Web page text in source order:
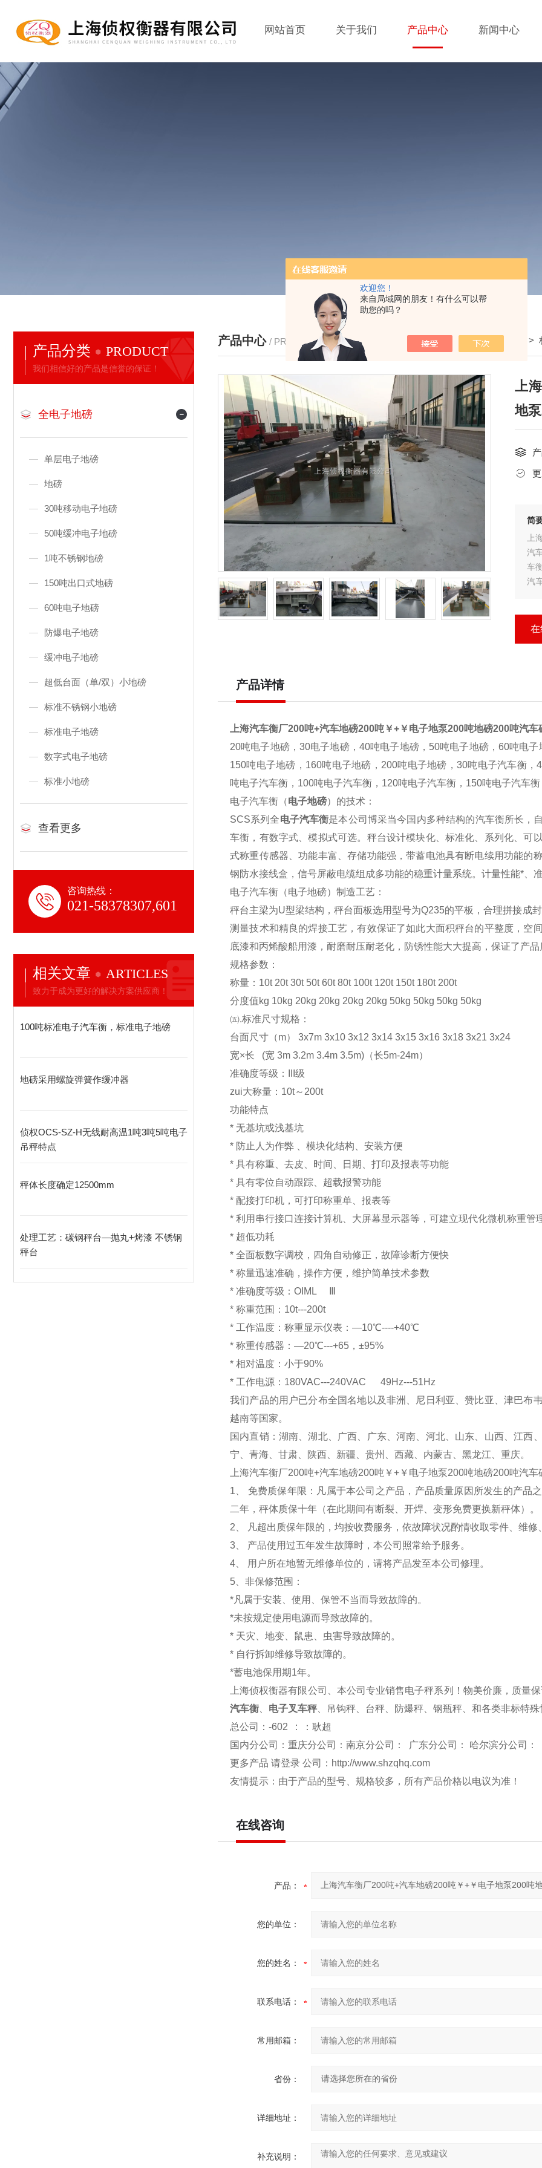
欢迎您！
来自局域网的朋友！有什么可以帮
助您的吗？
网站首页 关于我们 产品中心 新闻中心
产品分类 PRODUCT
我们相信好的产品是信誉的保证！
全电子地磅
单层电子地磅
地磅
30吨移动电子地磅
50吨缓冲电子地磅
1吨不锈钢地磅
150吨出口式地磅
60吨电子地磅
防爆电子地磅
缓冲电子地磅
超低台面（单/双）小地磅
标准不锈钢小地磅
标准电子地磅
数字式电子地磅
标准小地磅
查看更多
咨询热线：
021-58378307,601
相关文章 ARTICLES
致力于成为更好的解决方案供应商！
100吨标准电子汽车衡，标准电子地磅
地磅采用螺旋弹簧作缓冲器
侦权OCS-SZ-H无线耐高温1吨3吨5吨电子
吊秤特点
秤体长度确定12500mm
处理工艺：碳钢秤台—抛丸+烤漆 不锈钢
秤台
产品中心 / PRODUCTS 我的位置： >产品中心 >全电子地磅 >
上
地
简
上
汽
车
汽
在
产品详情
上海汽车衡厂200吨+汽车地磅200吨￥+￥电子地泵200吨地磅200吨汽车
20吨电子地磅，30电子地磅，40吨电子地磅，50吨电子地磅，60吨电
150吨电子地磅，160吨电子地磅，200吨电子地磅，30吨电子汽车衡
吨电子汽车衡，100吨电子汽车衡，120吨电子汽车衡，150吨电子汽车衡
电子汽车衡（电子地磅）的技术：
SCS系列全电子汽车衡是本公司博采当今国内多种结构的汽车衡所长，
车衡，有数字式、模拟式可选。秤台设计模块化、标准化、系列化、可
式称重传感器、功能丰富、存储功能强，带蓄电池具有断电续用功能的
钢防水接线盒，信号屏蔽电缆组成多功能的稳重计量系统。计量性能*、
电子汽车衡（电子地磅）制造工艺：
秤台主梁为U型梁结构，秤台面板选用型号为Q235的平板，合理拼接成
测量技术和精良的焊接工艺，有效保证了如此大面积秤台的平整度，空
底漆和丙烯酸船用漆，耐磨耐压耐老化，防锈性能大大提高，保证了产品
规格参数：
称量：10t 20t 30t 50t 60t 80t 100t 120t 150t 180t 200t
分度值kg 10kg 20kg 20kg 20kg 20kg 50kg 50kg 50kg 50kg
㈤.标准尺寸规格：
台面尺寸（m） 3x7m 3x10 3x12 3x14 3x15 3x16 3x18 3x21 3x24
宽×长 (宽 3m 3.2m 3.4m 3.5m)（长5m-24m）
准确度等级：III级
zui大称量：10t～200t
功能特点
* 无基坑或浅基坑
* 防止人为作弊 、模块化结构、安装方便
* 具有称重、去皮、时间、日期、打印及报表等功能
* 具有零位自动跟踪、超载报警功能
* 配接打印机，可打印称重单、报表等
* 利用串行接口连接计算机、大屏幕显示器等，可建立现代化微机
* 超低功耗
* 全面板数字调校，四角自动修正，故障诊断方便快
* 称量迅速准确，操作方便，维护简单技术参数
* 准确度等级：OIML Ⅲ
* 称重范围：10t---200t
* 工作温度：称重显示仪表：—10℃----+40℃
* 称重传感器：—20℃---+65，±95%
* 相对温度：小于90%
* 工作电源：180VAC---240VAC 49Hz---51Hz
我们产品的用户已分布全国名地以及非洲、尼日利亚、赞比亚、津巴布
越南等国家。
国内直销：湖南、湖北、广西、广东、河南、河北、山东、山西、江西
宁、青海、甘肃、陕西、新疆、贵州、西藏、内蒙古、黑龙江、重庆。
上海汽车衡厂200吨+汽车地磅200吨￥+￥电子地泵200吨地磅200吨汽车
1 、 免费质保年限：凡属于本公司之产品，产品质量原因所发生的产
二年，秤体质保十年（在此期间有断裂、开焊、变形免费更换新秤体）。
2、 凡超出质保年限的，均按收费服务，依故障状况酌情收取零件、维修
3、 产品使用过五年发生故障时，本公司照常给予服务。
4、 用户所在地暂无维修单位的，请将产品发至本公司修理。
5、非保修范围：
*凡属于安装、使用、保管不当而导致故障的。
*未按规定使用电源而导致故障的。
* 天灾、地变、鼠患、虫害导致故障的。
* 自行拆卸维修导致故障的。
*蓄电池保用期1年。
上海侦权衡器有限公司、本公司专业销售电子秤系列！物美价廉，质量
汽车衡
电子叉车秤、吊钩秤、台秤、防爆秤、钢瓶秤、和各类非标特殊
总公司
：-602 : ：耿超
国内分公司：重庆分公司：南京分公司： 广东分公司： 哈尔滨分公司：
更多产品 请登录 公司： http://www.shzqhq.com
友情提示：由于产品的型号、规格较多，所有产品价格以电议为准！
在线咨询
产品：
您的单位：
您的姓名：
联系电话：
常用邮箱：
省份：
详细地址：
补充说明：